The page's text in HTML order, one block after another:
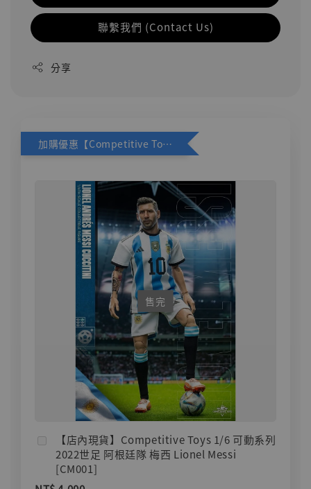
聯繫我們 (Contact Us)
分享
加購優惠【Competitive Toys 梅西 [CM001]】
售完
【店內現貨】Competitive Toys 1/6 可動系列
2022世足 阿根廷隊 梅西 Lionel Messi
[CM001]